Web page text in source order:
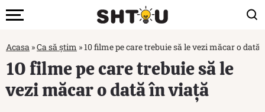
Acasa »Ca să știm »10 filme pe care trebuie să le vezi măcar o dată
10 filme pe care trebuie să le
vezi măcar o dată în viață